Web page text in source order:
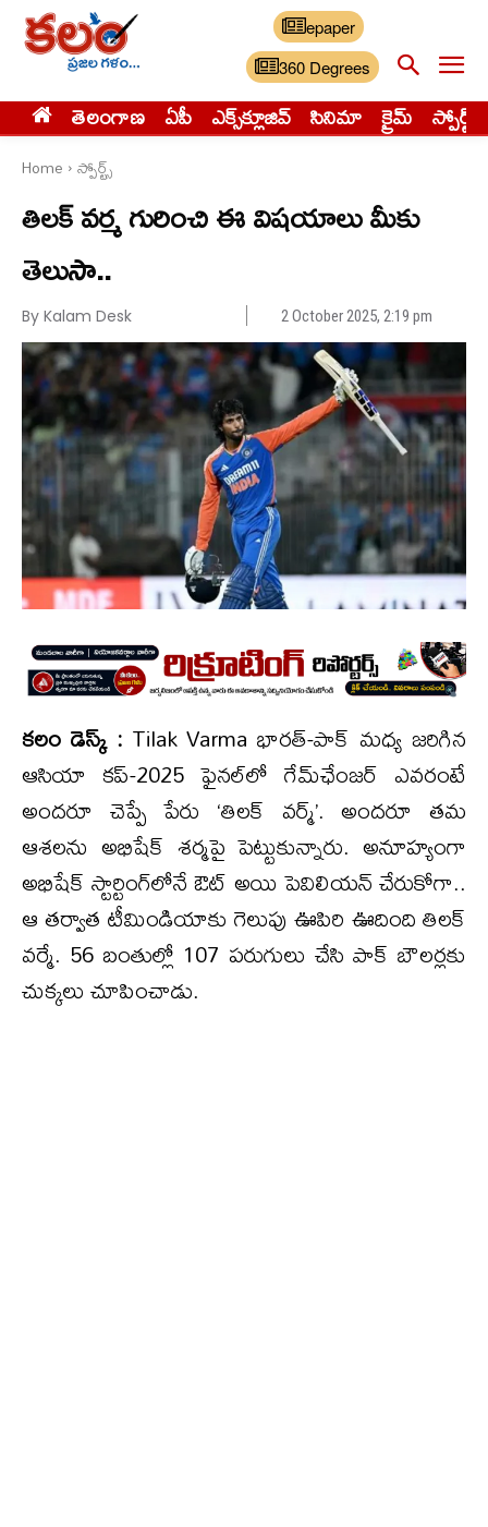
epaper
360 Degrees
తెలంగాణ ఏపీ ఎక్స్‌క్లూజివ్‌ సినిమా క్రైమ్ స్పోర్ట్స్
Home స్పోర్ట్స్‌
తిలక్ వర్మ గురించి ఈ విషయాలు మీకు
తెలుసా..
By Kalam Desk 2 October 2025, 2:19 pm
కలం డెస్క్ :Tilak Varma భారత్-పాక్ మధ్య జరిగిన
ఆసియా కప్-2025 ఫైనల్‌లో గేమ్‌ఛేంజర్‌ ఎవరంటే
అందరూ చెప్పే పేరు ‘తిలక్ వర్మ్’. అందరూ తమ
ఆశలను అభిషేక్ శర్మపై పెట్టుకున్నారు. అనూహ్యంగా
అభిషేక్ స్టార్టింగ్‌లోనే ఔట్ అయి పెవిలియన్ చేరుకోగా..
ఆ తర్వాత టీమిండియాకు గెలుపు ఊపిరి ఊదింది తిలక్
వర్మే. 56 బంతుల్లో 107 పరుగులు చేసి పాక్‌ బౌలర్లకు
చుక్కలు చూపించాడు.